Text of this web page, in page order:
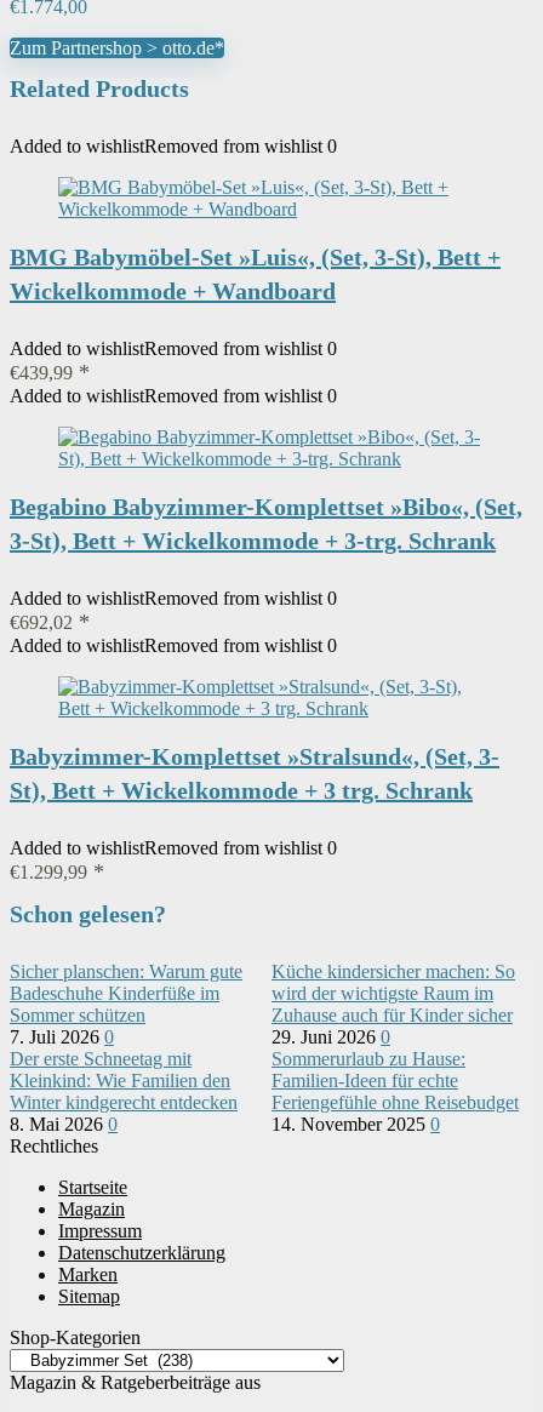
€1.774,00
Zum Partnershop > otto.de*
Related Products
Added to wishlistRemoved from wishlist 0
BMG Babymöbel-Set »Luis«, (Set, 3-St), Bett +
Wickelkommode + Wandboard
Added to wishlistRemoved from wishlist 0
€439,99
Added to wishlistRemoved from wishlist 0
Begabino Babyzimmer-Komplettset »Bibo«, (Set,
3-St), Bett + Wickelkommode + 3-trg. Schrank
Added to wishlistRemoved from wishlist 0
€692,02
Added to wishlistRemoved from wishlist 0
Babyzimmer-Komplettset »Stralsund«, (Set, 3-
St), Bett + Wickelkommode + 3 trg. Schrank
Added to wishlistRemoved from wishlist 0
€1.299,99
Schon gelesen?
Sicher planschen: Warum gute
Badeschuhe Kinderfüße im
Sommer schützen
7. Juli 2026 0
Küche kindersicher machen: So
wird der wichtigste Raum im
Zuhause auch für Kinder sicher
29. Juni 2026 0
Der erste Schneetag mit
Kleinkind: Wie Familien den
Winter kindgerecht entdecken
8. Mai 2026 0
Sommerurlaub zu Hause:
Familien-Ideen für echte
Feriengefühle ohne Reisebudget
14. November 2025 0
Rechtliches
Startseite
Magazin
Impressum
Datenschutzerklärung
Marken
Sitemap
Shop-Kategorien
Magazin & Ratgeberbeiträge aus